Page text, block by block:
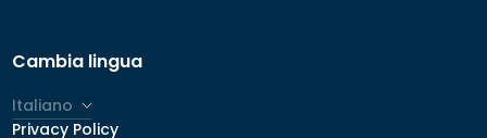
Cambia lingua
Italiano
Privacy Policy